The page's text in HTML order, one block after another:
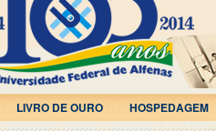
LIVRO DE OURO HOSPEDAGEM